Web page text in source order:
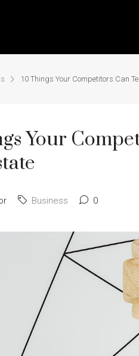
10 Things Your Competitors Can
Your
Business 0